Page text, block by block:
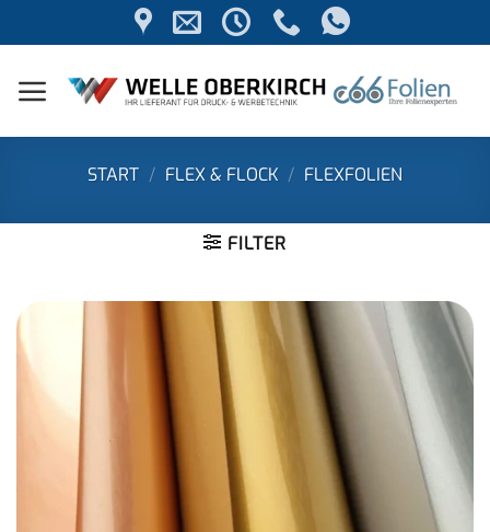
Inhalt
START / FLEX & FLOCK / FLEXFOLIEN
FILTER